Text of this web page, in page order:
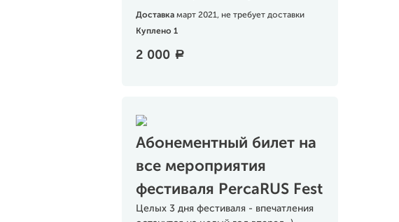
Доставка март 2021, не требует доставки
Куплено 1
2 000 a
Абонементный билет на
все мероприятия
фестиваля PercaRUS Fest
Целых 3 дня фестиваля - впечатления